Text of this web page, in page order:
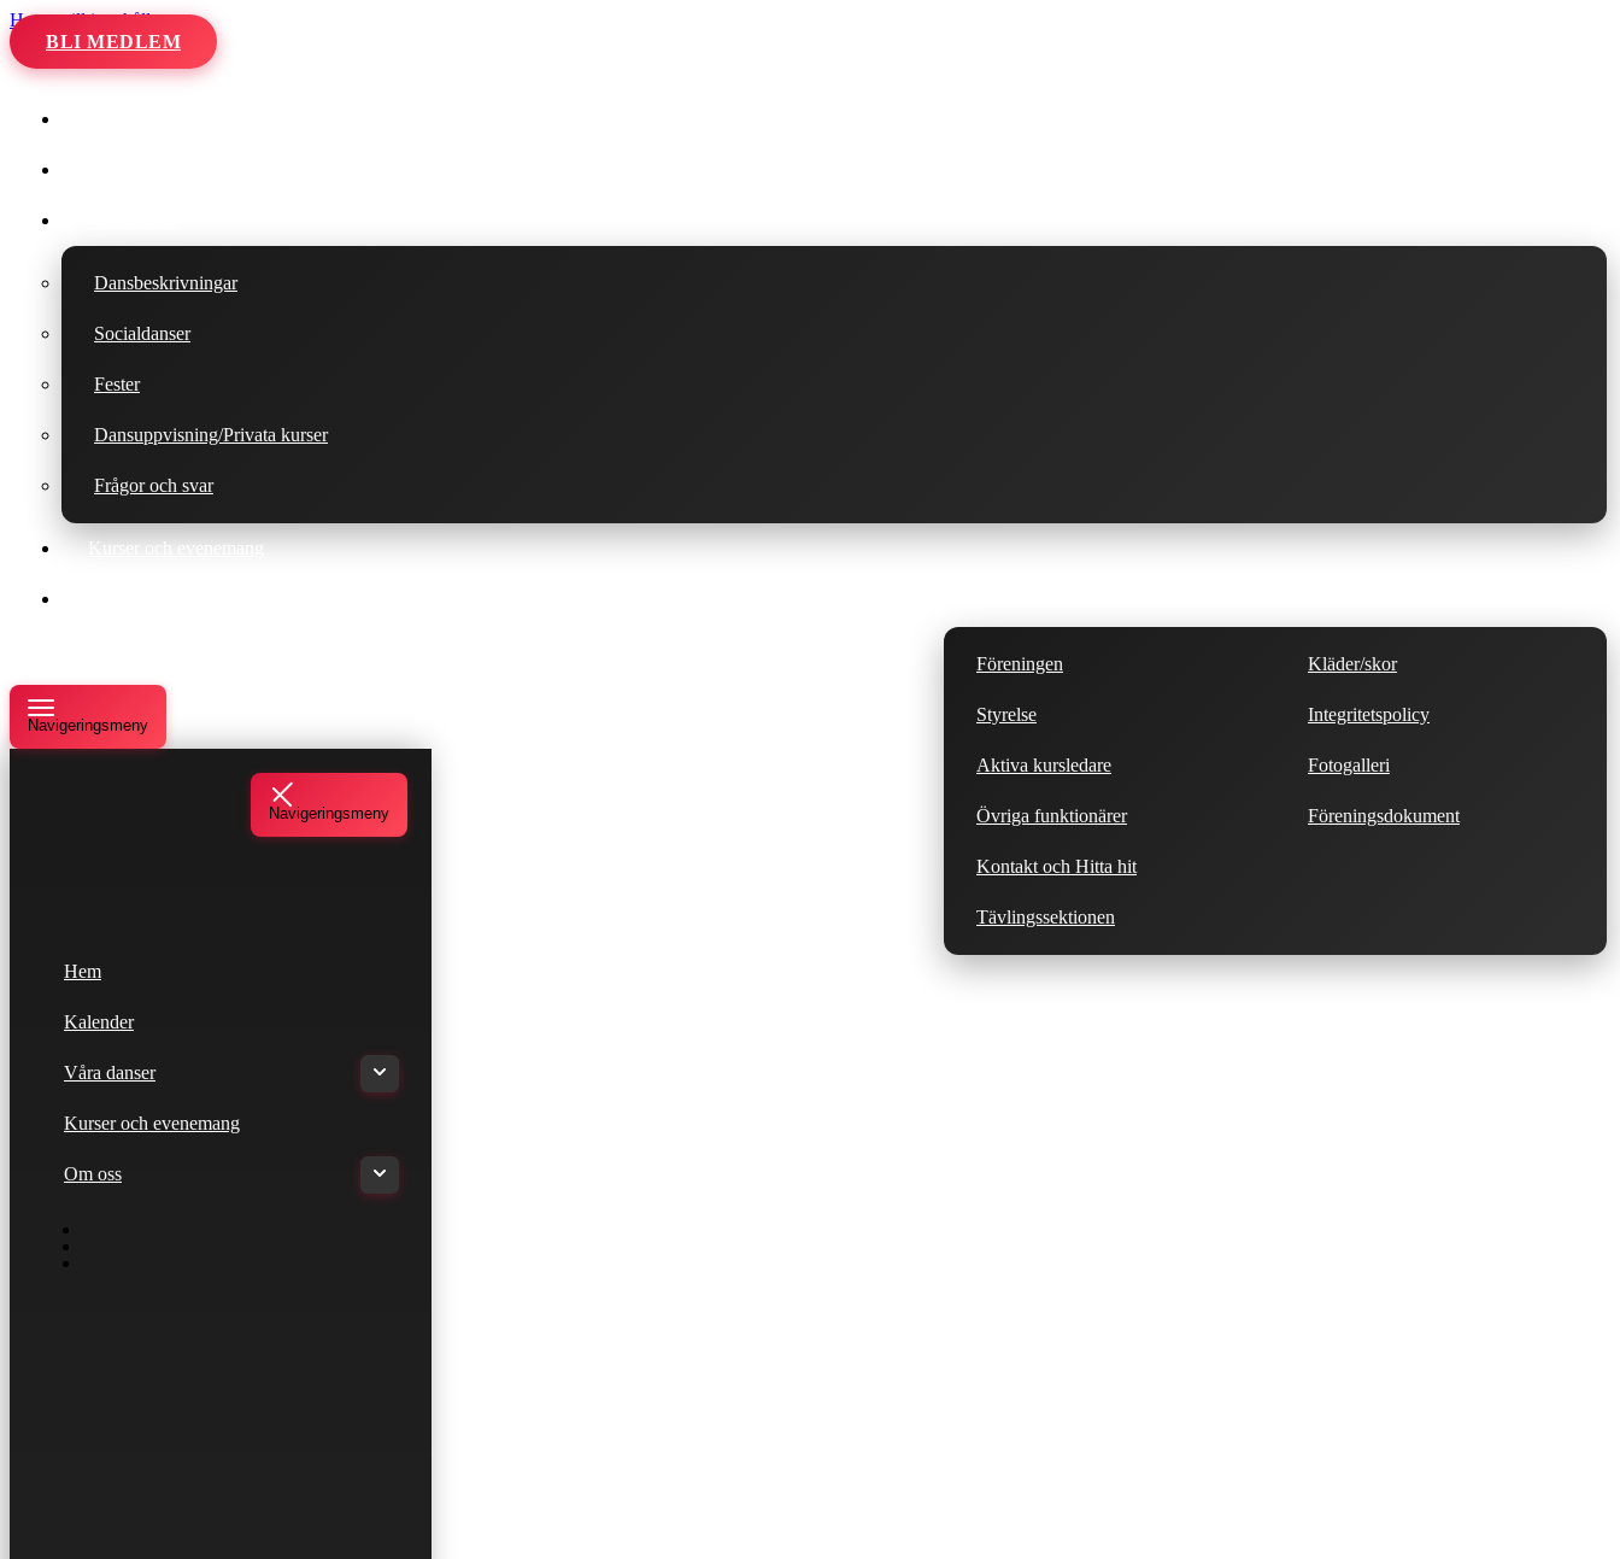
Hoppa till innehåll
BLI MEDLEM
Dansbeskrivningar
Socialdanser
Fester
Dansuppvisning/Privata kurser
Frågor och svar
Kurser och evenemang
Föreningen
Styrelse
Aktiva kursledare
Övriga funktionärer
Kontakt och Hitta hit
Tävlingssektionen
Kläder/skor
Integritetspolicy
Fotogalleri
Föreningsdokument
Navigeringsmeny
Navigeringsmeny
Hem
Kalender
Våra danser
Kurser och evenemang
Om oss